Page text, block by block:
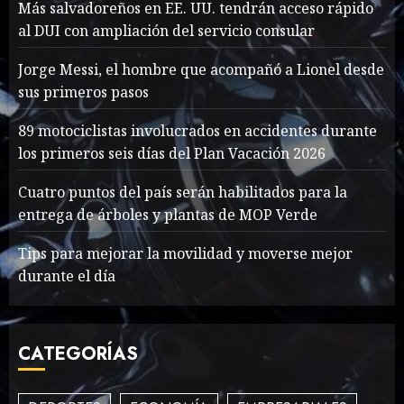
1
Más salvadoreños en EE.
UU. tendrán acceso rápido
al DUI con ampliación del
servicio consular
AGOSTO 9, 2026 35
2
Searching for the
forgotten heroes of World
War Two
MAYO 14, 2024 867
Sex Talk? Its About Weight
Más salvadoreños en EE. UU. tendrán acceso rápido
al DUI con ampliación del servicio consular
Jorge Messi, el hombre que acompañó a Lionel desde
sus primeros pasos
89 motociclistas involucrados en accidentes durante
los primeros seis días del Plan Vacación 2026
Cuatro puntos del país serán habilitados para la
entrega de árboles y plantas de MOP Verde
Tips para mejorar la movilidad y moverse mejor
durante el día
CATEGORÍAS